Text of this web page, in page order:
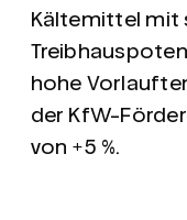
Kältemittel mit
hohe
der KfW-
von +5 %.